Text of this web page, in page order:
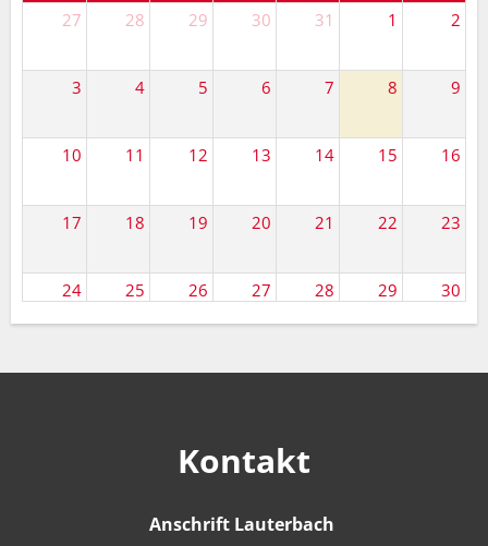
27
28 29 30 31 1 2
3 4 5 6 7 8 9
10 11 12 13 14 15 16
17 18 19 20 21 22 23
24 25
14 Uhr
Wirtschaftsausschusses
26 27 28 29 30
Kontakt
Anschrift Lauterbach